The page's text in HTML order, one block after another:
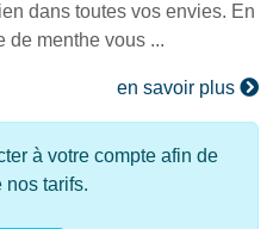
dans toutes vos envies. En
de menthe vous ...
en savoir plus
à votre compte afin de
nos tarifs.